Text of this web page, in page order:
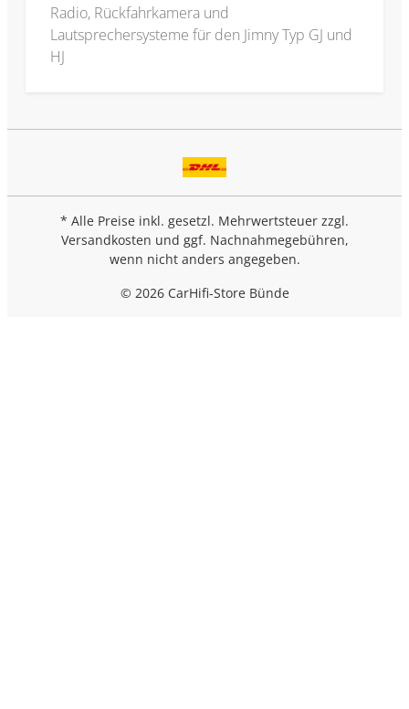
Radio, Rückfahrkamera und
Lautsprechersysteme für den Jimny Typ GJ und
HJ
* Alle Preise inkl. gesetzl. Mehrwertsteuer zzgl.
Versandkosten und ggf. Nachnahmegebühren,
wenn nicht anders angegeben.
© 2026 CarHifi-Store Bünde